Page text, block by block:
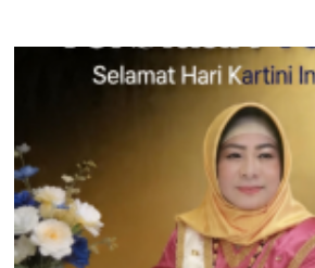
Turnamen
Volly
Putri
Bangkep
Mulai
Digelar